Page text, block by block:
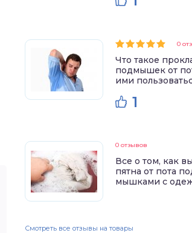
0
Что такое
подмышек от
ими
1
0 отзывов
Все о том, как
пятна от пота
мышками с
Смотреть все отзывы на товары